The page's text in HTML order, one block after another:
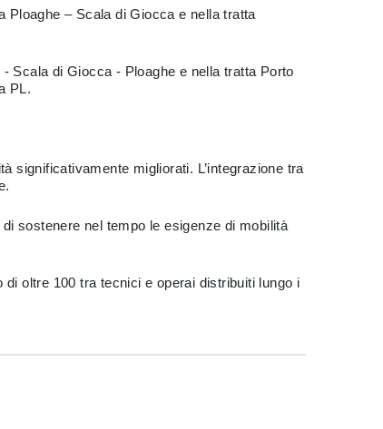
Ploaghe – Scala di Giocca e nella tratta
Scala di Giocca - Ploaghe e nella tratta Porto
PL.
significativamente migliorati. L’integrazione tra
sostenere nel tempo le esigenze di mobilità
oltre 100 tra tecnici e operai distribuiti lungo i